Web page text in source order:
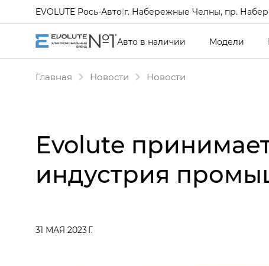
EVOLUTE Рось-Авто|г. Набережные Челны, пр.
Авто в наличии Модели
Главная Новости Новости
Evolute
индустрия
31 МАЯ 2023 Г.